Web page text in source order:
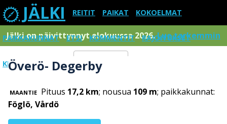
JÄLKI REITIT PAIKAT KOKOELMAT
PAIKKAKUNNAT ETSI KOMMENTIT RAJOITUKSET
KIRJAUDU SISÄÄN Menu
Jälki on päivittynnyt elokuussa 2026.Lue tarkemmin
Överö- Degerby
MAANTIE Pituus 17,2 km; nousua 109 m; paikkakunnat:
Föglö, Vårdö